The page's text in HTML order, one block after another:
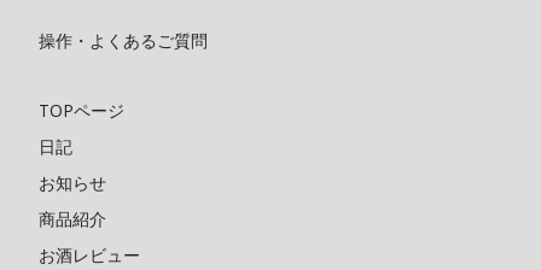
操作・よくあるご質問
TOPページ
日記
お知らせ
商品紹介
お酒レビュー